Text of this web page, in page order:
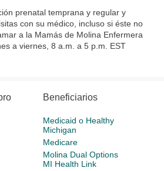
prenatal temprana y regular y
con su médico, incluso si éste no
a la Mamás de Molina Enfermera
a viernes, 8 a.m. a 5 p.m. EST
Beneficiarios
Medicaid o Healthy
Michigan
Medicare
Molina Dual Options
MI Health Link